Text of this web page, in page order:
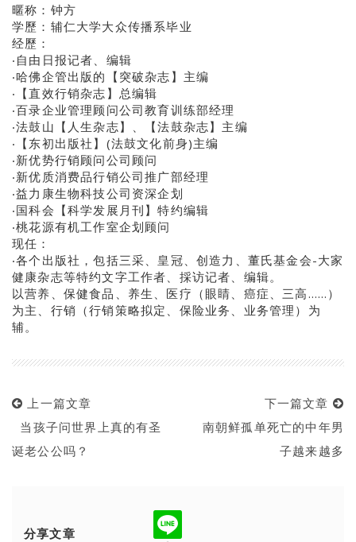
暱称：钟方
学歷：辅仁大学大众传播系毕业
经歷：
‧自由日报记者、编辑
‧哈佛企管出版的【突破杂志】主编
‧【直效行销杂志】总编辑
‧百录企业管理顾问公司教育训练部经理
‧法鼓山【人生杂志】、【法鼓杂志】主编
‧【东初出版社】(法鼓文化前身)主编
‧新优势行销顾问公司顾问
‧新优质消费品行销公司推广部经理
‧益力康生物科技公司资深企划
‧国科会【科学发展月刊】特约编辑
‧桃花源有机工作室企划顾问
现任：
‧各个出版社，包括三采、皇冠、创造力、董氏基金会-大家
健康杂志等特约文字工作者、採访记者、编辑。
以营养、保健食品、养生、医疗（眼睛、癌症、三高……）
为主、行销（行销策略拟定、保险业务、业务管理）为
辅。
上一篇文章
当孩子问世界上真的有圣
诞老公公吗？
下一篇文章
南朝鲜孤单死亡的中年男
子越来越多
分享文章